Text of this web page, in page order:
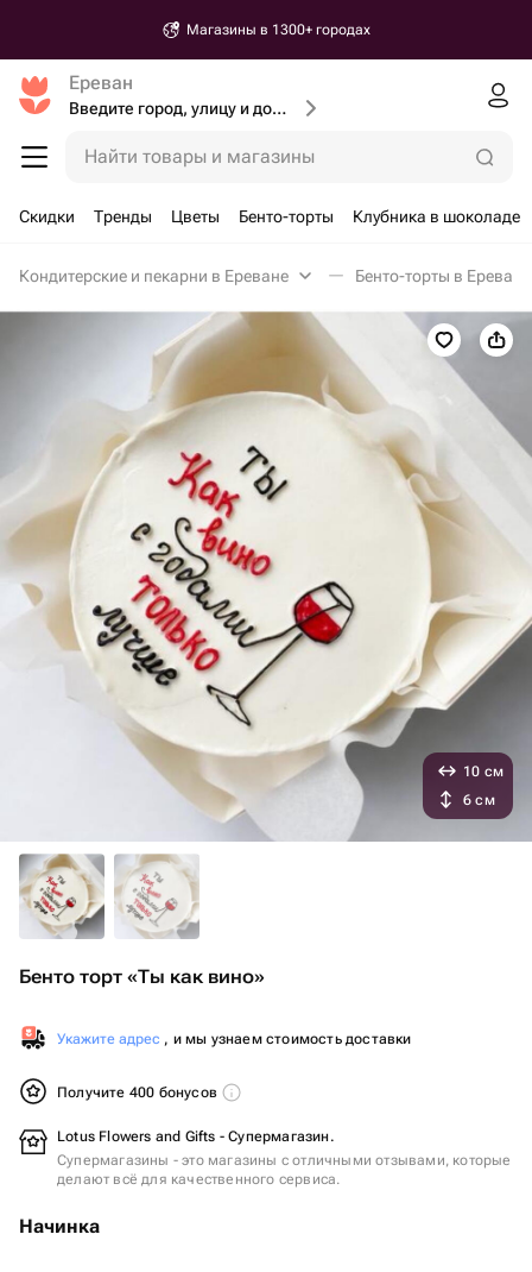
Магазины в 1300+ городах
Ереван
Введите город, улицу и дом доставки
Найти товары и магазины
Скидки Тренды Цветы Бенто-торты Клубника в шоколаде
Кондитерские и пекарни в Ереване Бенто-торты в Ереване
Бенто торт «Ты как вино»
Укажите адрес , и мы узнаем стоимость доставки
Получите 400 бонусов
Lotus Flowers and Gifts - Супермагазин.
Супермагазины - это магазины с отличными отзывами, которые
делают всё для качественного сервиса.
Начинка
10 см
6 см